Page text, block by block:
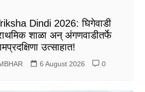
Dindi 2026: घिगेवाडी
शाळा अन् अंगणवाडीतर्फे
उत्साहात!
6 August 2026 0